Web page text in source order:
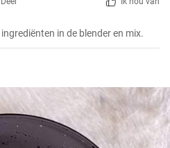
in de blender en mix.